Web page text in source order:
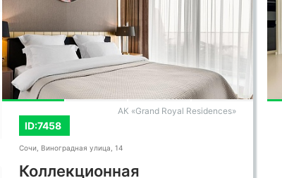
ID:7458
АК «Grand Royal Residences»
Сочи, Виноградная улица, 14
Коллекционная